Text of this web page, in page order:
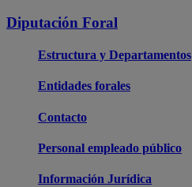
Diputación Foral
Estructura y Departamentos
Entidades forales
Contacto
Personal empleado público
Información Jurídica